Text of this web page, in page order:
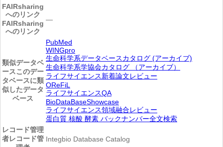
FAIRsharing
へのリンク
FAIRsharing
へのリンク
―
類似データベ
ースこのデー
タベースに類
似したデータ
ベース
PubMed
WINGpro
生命科学系データベースカタログ (アーカイブ)
生命科学系学協会カタログ （アーカイブ）
ライフサイエンス新着論文レビュー
OReFiL
ライフサイエンスQA
BioDataBaseShowcase
ライフサイエンス領域融合レビュー
蛋白質 核酸 酵素 バックナンバー全文検索
レコード管理
者レコード管 Integbio Database Catalog